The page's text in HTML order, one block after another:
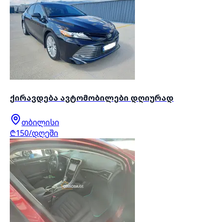
ქირავდება ავტომობილები დღიურად
თბილისი
₾150/დღეში